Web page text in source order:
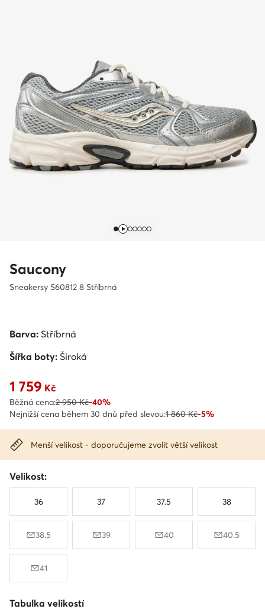
Saucony
Sneakersy S60812 8 Stříbrná
Barva: Stříbrná
Šířka boty: Široká
Aktuální cena 1 759 Kč
1 759 Kč
Běžná cena:2 950 Kč-40%
Nejnižší cena během 30 dnů před slevou:1 860 Kč-5%
Menší velikost - doporučujeme zvolit větší velikost
Velikost:
36 37 37.5 38
38.5 39 40 40.5
41
Tabulka velikostí